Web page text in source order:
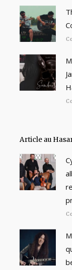
Article au